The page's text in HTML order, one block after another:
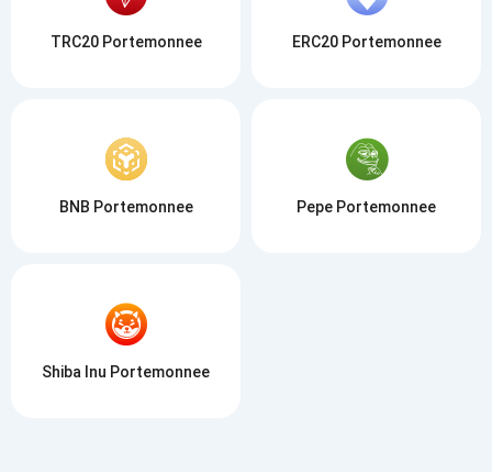
TRC20 Portemonnee ERC20 Portemonnee
BNB Portemonnee Pepe Portemonnee
Shiba Inu Portemonnee